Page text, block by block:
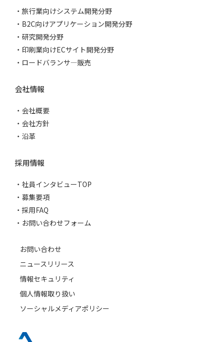
旅行業向けシステム開発分野
B2C向けアプリケーション開発分野
研究開発分野
印刷業向けECサイト開発分野
ロードバランサ―販売
会社情報
会社概要
会社方針
沿革
採用情報
社員インタビューTOP
募集要項
採用FAQ
お問い合わせフォーム
お問い合わせ
ニュースリリース
情報セキュリティ
個人情報取り扱い
ソーシャルメディアポリシー